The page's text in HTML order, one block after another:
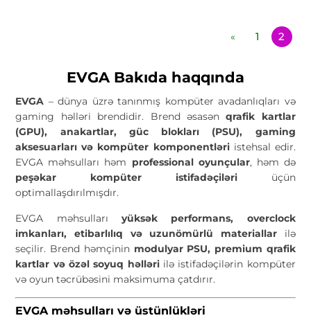
« 1 2
EVGA Bakıda haqqında
EVGA – dünya üzrə tanınmış kompüter avadanlıqları və
gaming həlləri brendidir. Brend əsasənqrafik kartlar
(GPU), anakartlar, güc blokları (PSU), gaming
aksesuarları və kompüter komponentləriistehsal edir.
EVGA məhsulları həm professional oyunçular, həm də
peşəkar kompüter istifadəçiləriüçün
optimallaşdırılmışdır.
EVGA məhsulları yüksək performans, overclock
imkanları, etibarlılıq və uzunömürlü materiallarilə
seçilir. Brend həmçinin modulyar PSU, premium qrafik
kartlar və özəl soyuq həlləriilə istifadəçilərin kompüter
və oyun təcrübəsini maksimuma çatdırır.
EVGA məhsulları və üstünlükləri